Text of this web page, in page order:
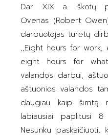
Dar XIX a. škotų
Ovenas (Robert
darbuotojas turėtų
,,Eight hours for
eight hours for
valandos darbui,
aštuonios valandos
daugiau kaip šimtą
labiausiai paplitusi
Nesunku